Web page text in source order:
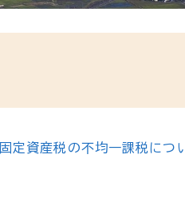
固定資産税の不均一課税につ